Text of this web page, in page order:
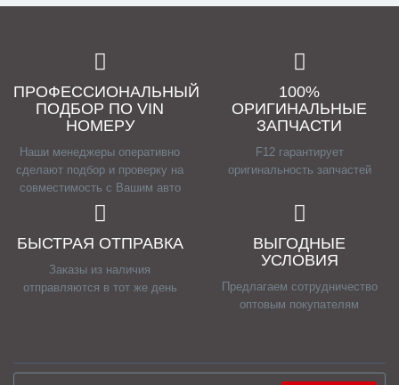
ПРОФЕССИОНАЛЬНЫЙ
ПОДБОР ПО VIN
НОМЕРУ
Наши менеджеры оперативно
сделают подбор и проверку на
совместимость с Вашим авто
100%
ОРИГИНАЛЬНЫЕ
ЗАПЧАСТИ
F12 гарантирует
оригинальность запчастей
БЫСТРАЯ ОТПРАВКА
Заказы из наличия
отправляются в тот же день
ВЫГОДНЫЕ
УСЛОВИЯ
Предлагаем сотрудничество
оптовым покупателям